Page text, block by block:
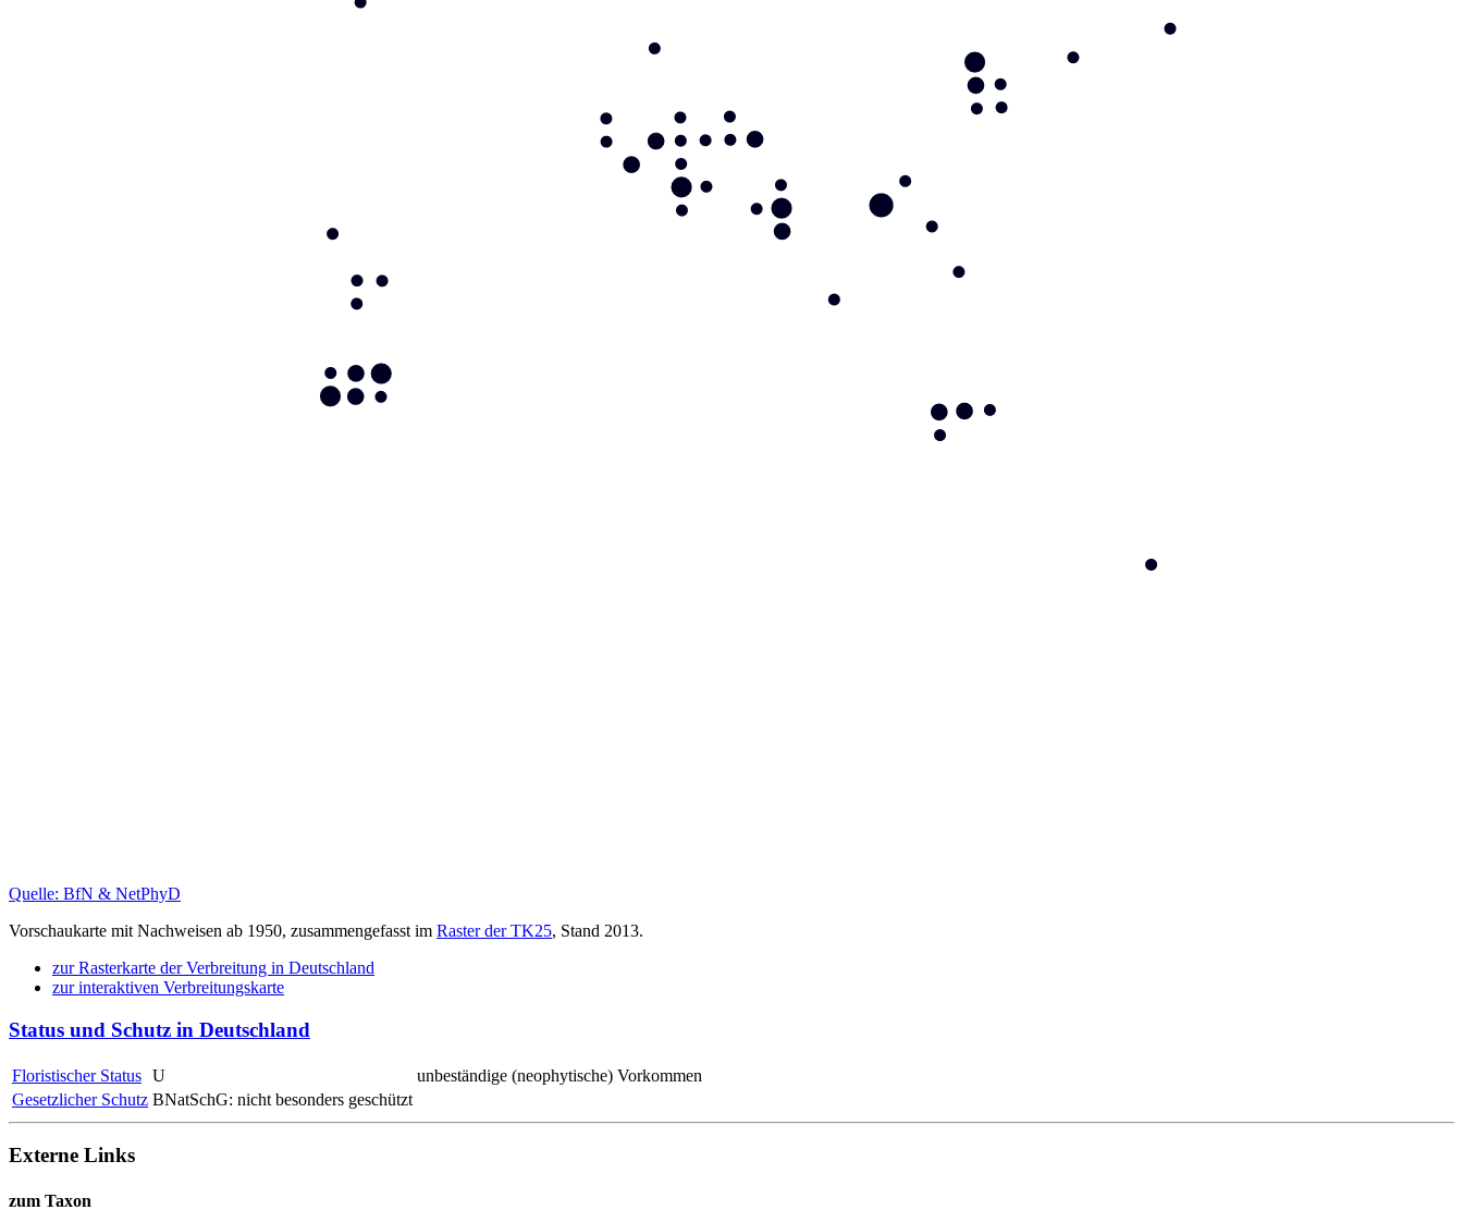
Quelle: BfN & NetPhyD
Vorschaukarte mit Nachweisen ab 1950, zusammengefasst im Raster der TK25, Stand 2013.
zur Rasterkarte der Verbreitung in Deutschland
zur interaktiven Verbreitungskarte
Status und Schutz in Deutschland
Floristischer Status U
unbeständige (neophytische) Vorkommen
Gesetzlicher Schutz BNatSchG: nicht besonders geschützt
Externe Links
zum Taxon